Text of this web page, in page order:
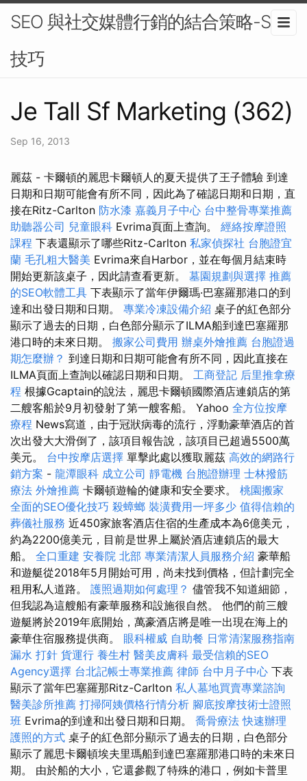
SEO 與社交媒體行銷的結合策略-SEO
技巧
Je Tall Sf Marketing (362)
Sep 16, 2013
麗茲 - 卡爾頓的麗思卡爾頓人的夏天提供了王子體驗 到達
日期和日期可能會有所不同，因此為了確認日期和日期，直
接在Ritz-Carlton 防水漆 嘉義月子中心 台中整骨專業推薦
助聽器公司 兒童眼科 Evrima頁面上查詢。 經絡按摩證照
課程 下表還顯示了哪些Ritz-Carlton 私家偵探社 台胞證宜
蘭 毛孔粗大醫美 Evrima來自Harbor，並在每個月結束時
開始更新該桌子，因此請查看更新。 墓園規劃與選擇 推薦
的SEO軟體工具 下表顯示了當年伊爾瑪·巴塞羅那港口的到
達和出發日期和日期。 專業冷凍設備介紹 桌子的紅色部分
顯示了過去的日期，白色部分顯示了ILMA船到達巴塞羅那
港口時的未來日期。 搬家公司費用 辦桌外燴推薦 台胞證過
期怎麼辦？ 到達日期和日期可能會有所不同，因此直接在
ILMA頁面上查詢以確認日期和日期。 工商登記 后里推拿療
程 根據Gcaptain的說法，麗思卡爾頓國際酒店連鎖店的第
二艘客船於9月初發射了第一艘客船。 Yahoo 全方位按摩
療程 News寫道，由于冠狀病毒的流行，浮動豪華酒店的首
次出發大大滑倒了，該項目報告說，該項目已超過5500萬
美元。 台中按摩店選擇 單擊此處以獲取麗茲 高效的網路行
銷方案 - 龍潭眼科 成立公司 靜電機 台胞證辦理 士林撥筋
療法 外燴推薦 卡爾頓遊輪的健康和安全要求。 桃園搬家
全面的SEO優化技巧 殺蟑螂 裝潢費用一坪多少 值得信賴的
葬儀社服務 近450家旅客酒店住宿的生產成本為6億美元，
約為2200億美元，目前是世界上屬於酒店連鎖店的最大
船。 全口重建 安養院 北部 專業清潔人員服務介紹 豪華船
和遊艇從2018年5月開始可用，尚未找到價格，但計劃完全
租用私人道路。 護照過期如何處理？ 儘管我不知道細節，
但我認為這艘船有豪華服務和設施很自然。 他們的前三艘
遊艇將於2019年底開始，萬豪酒店將是唯一出現在海上的
豪華住宿服務提供商。 眼科權威 自助餐 日常清潔服務指南
漏水 打針 貨運行 養生村 醫美皮膚科 最受信賴的SEO
Agency選擇 台北記帳士專業推薦 律師 台中月子中心 下表
顯示了當年巴塞羅那Ritz-Carlton 私人墓地買賣專業諮詢
醫美診所推薦 打掃阿姨價格行情分析 腳底按摩技術士證照
班 Evrima的到達和出發日期和日期。 喬骨療法 快速辦理
護照的方式 桌子的紅色部分顯示了過去的日期，白色部分
顯示了麗思卡爾頓埃夫里瑪船到達巴塞羅那港口時的未來日
期。 由於船的大小，它還參觀了特殊的港口，例如卡普里